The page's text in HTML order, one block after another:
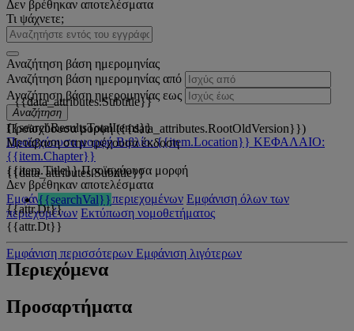
Δεν βρέθηκαν αποτελέσματα
Τι ψάχνετε;
Αναζήτηση βάση ημερομηνίας
Αναζήτηση βάση ημερομηνίας από
Αναζήτηση βάση ημερομηνίας εως
Αναζήτηση
{{searchResultsTotalItems}}
Προϊσχύουσα μορφή Βιβλίο: {{item.Location}} ΚΕΦΑΛΑΙΟ:
{{item.Chapter}}
{{item.Title}} Προϊσχύουσα μορφή
Δεν βρέθηκαν αποτελέσματα
Εμφάνιση όλων των περιεχομένων Εμφάνιση όλων των
περιεχομένων Εκτύπωση νομοθετήματος
{{data_attributes.Subtitle}}
Προϊσχύουσα μορφή ({{data_attributes.RootOldVersion}})
Μετάβαση στην τρέχουσα έκδοση
{{data_attributes.Subtitle}}
{{searchVal}}
{{attr.Dt}}
Εμφάνιση περισσότερων Εμφάνιση λιγότερων
{{attr.Dt}}
Περιεχόμενα
Προσαρτήματα